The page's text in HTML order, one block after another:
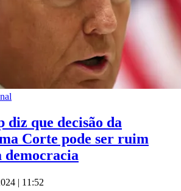
diz que decisão da
Corte pode ser ruim
democracia
| 11:52